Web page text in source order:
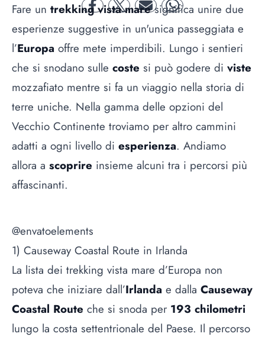
facebooktwitter mail whatsapp
Fare un trekking vista maresignifica unire due
esperienze suggestive in un'unica passeggiata e
l’Europa offre mete imperdibili. Lungo i sentieri
che si snodano sulle coste si può godere di viste
mozzafiato mentre si fa un viaggio nella storia di
terre uniche. Nella gamma delle opzioni del
Vecchio Continente troviamo per altro cammini
adatti a ogni livello di esperienza. Andiamo
allora a scoprire insieme alcuni tra i percorsi più
affascinanti.
@envatoelements
1) Causeway Coastal Route in Irlanda
La lista dei trekking vista mare d’Europa non
poteva che iniziare dall’Irlanda e dalla Causeway
Coastal Route che si snoda per 193 chilometri
lungo la costa settentrionale del Paese. Il percorso